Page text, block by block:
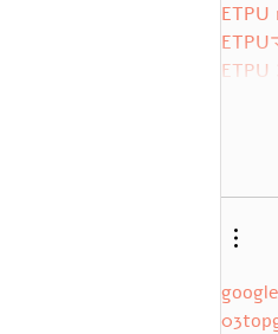
ETPU
ETPU
ETPU